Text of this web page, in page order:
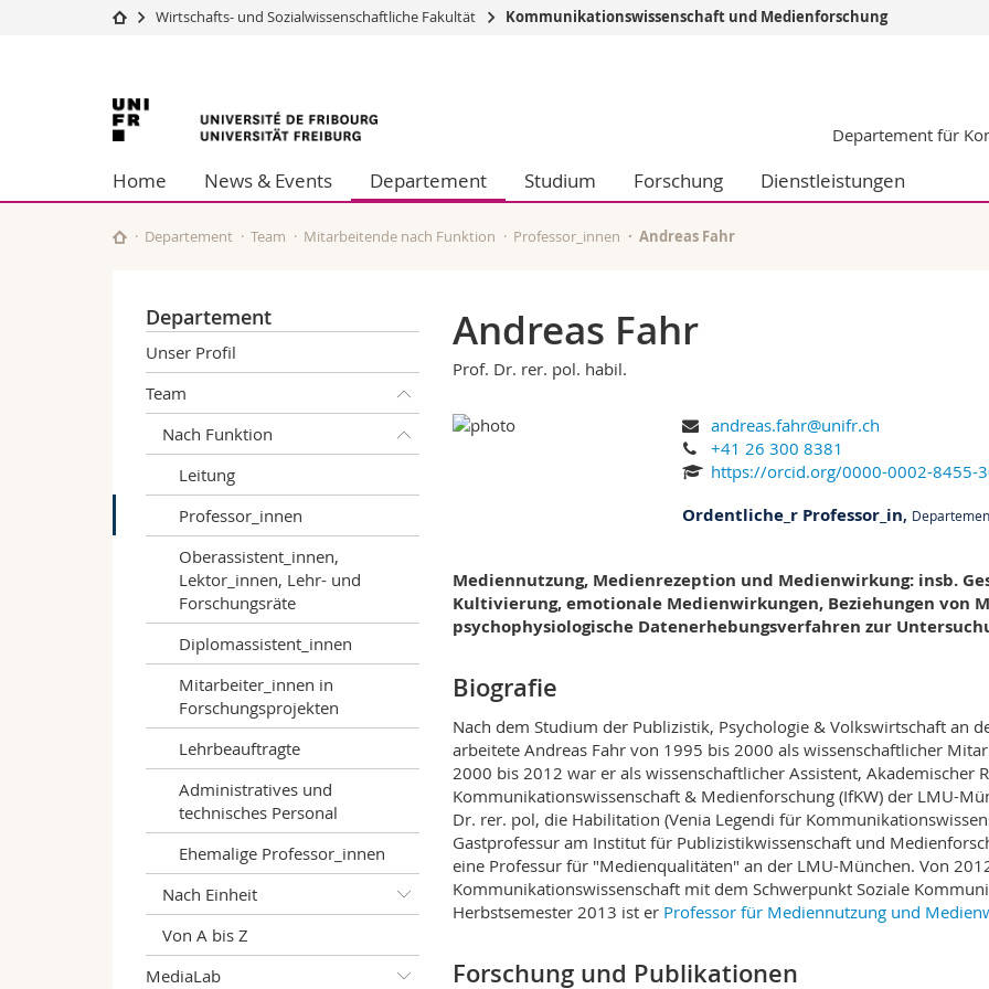
Studium
Campus
Universität
Weiterbildung
Theologische Fak.
Philosophische Fak.
Fak. für Erziehungs- und Bildungswissenschaften
Math.-Nat. und Med. Fak.
Studierende
Forschende
Mitarbeitende
Wirtschafts- und Sozialwissenschaftliche Fakultät Kommunikationswissenschaft und Medienforschung
Universität
Freiburg
Departement für
Home News & Events Departement Studium Forschung Dienstleistungen
Departement Team Mitarbeitende nach Funktion Professor_innen Andreas Fahr
Departement
Unser Profil
Team
Nach Funktion
Leitung
Professor_innen
Oberassistent_innen,
Lektor_innen, Lehr- und
Forschungsräte
Diplomassistent_innen
Mitarbeiter_innen in
Forschungsprojekten
Lehrbeauftragte
Administratives und
technisches Personal
Ehemalige Professor_innen
Nach Einheit
Von A bis Z
MediaLab
Andreas Fahr
Prof. Dr. rer. pol. habil.
andreas.fahr@unifr.ch
+41 26 300 8381
https://orcid.org/0000-0002-8455-
Ordentliche_r Professor_in, Departement
Bd de Pérolles 90
1700 Fribourg
Mediennutzung, Medienrezeption und Medienwirkung: insb.
Kultivierung, emotionale Medienwirkungen, Beziehungen von
psychophysiologische Datenerhebungsverfahren zur
Biografie
Nach dem Studium der Publizistik, Psychologie & Volkswirtschaft an
arbeitete Andreas Fahr von 1995 bis 2000 als wissenschaftlicher
2000 bis 2012 war er als wissenschaftlicher Assistent, Akademischer
Kommunikationswissenschaft & Medienforschung (IfKW) der LMU-
Dr. rer. pol, die Habilitation (Venia Legendi für
Gastprofessur am Institut für Publizistikwissenschaft und
eine Professur für "Medienqualitäten" an der LMU-München. Von
Kommunikationswissenschaft mit dem Schwerpunkt Soziale
Herbstsemester 2013 ist er Professor für Mediennutzung und
Forschung und Publikationen